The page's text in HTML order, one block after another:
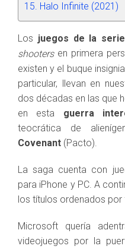
Halo Infinite (2021)
Los juegos de la
shootersen primera
existen y el buque
particular, llevan en
dos décadas en las que
en esta guerra
teocrática de
Covenant (Pacto).
La saga cuenta con
para iPhone y PC. A
los títulos ordenados
Microsoft quería
videojuegos por la